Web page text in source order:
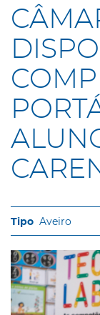
Aveiro